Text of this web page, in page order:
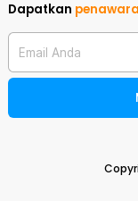
Dapatkan
Email Anda